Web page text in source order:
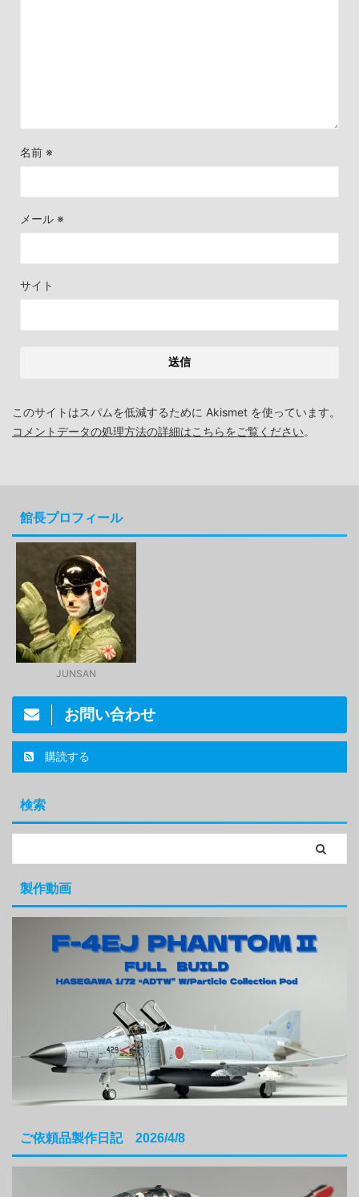
名前 ※
メール ※
サイト
このサイトはスパムを低減するために Akismet を使っています。
コメントデータの処理方法の詳細はこちらをご覧ください。
館長プロフィール
JUNSAN
お問い合わせ
購読する
検索
製作動画
ご依頼品製作日記 2026/4/8